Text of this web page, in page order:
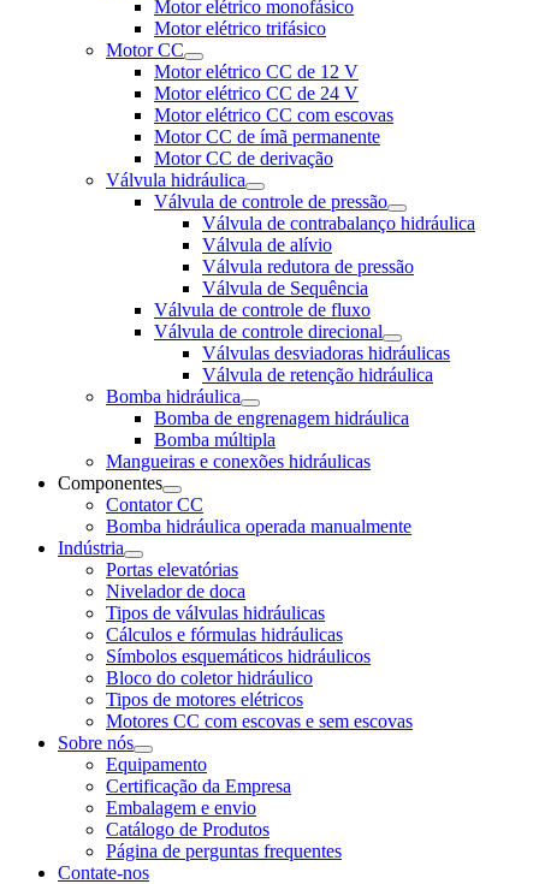
Motor elétrico monofásico
Motor elétrico trifásico
Motor CC
Motor elétrico CC de 12 V
Motor elétrico CC de 24 V
Motor elétrico CC com escovas
Motor CC de ímã permanente
Motor CC de derivação
Válvula hidráulica
Válvula de controle de pressão
Válvula de contrabalanço hidráulica
Válvula de alívio
Válvula redutora de pressão
Válvula de Sequência
Válvula de controle de fluxo
Válvula de controle direcional
Válvulas desviadoras hidráulicas
Válvula de retenção hidráulica
Bomba hidráulica
Bomba de engrenagem hidráulica
Bomba múltipla
Mangueiras e conexões hidráulicas
Componentes
Contator CC
Bomba hidráulica operada manualmente
Indústria
Portas elevatórias
Nivelador de doca
Tipos de válvulas hidráulicas
Cálculos e fórmulas hidráulicas
Símbolos esquemáticos hidráulicos
Bloco do coletor hidráulico
Tipos de motores elétricos
Motores CC com escovas e sem escovas
Sobre nós
Equipamento
Certificação da Empresa
Embalagem e envio
Catálogo de Produtos
Página de perguntas frequentes
Contate-nos